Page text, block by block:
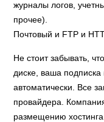
журналы логов,
прочее).
Почтовый и FTP и
Не стоит забывать,
диске, ваша
автоматически. Все
провайдера.
размещению